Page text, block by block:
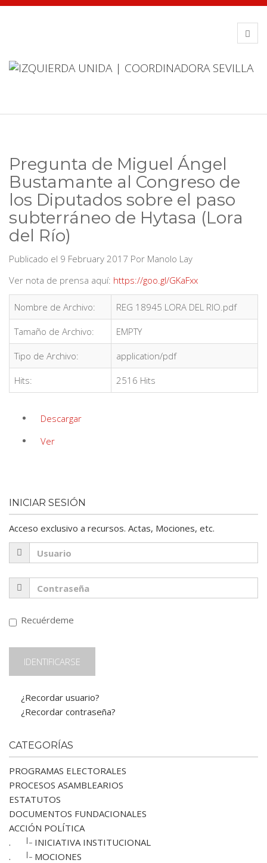
Pregunta de Miguel Ángel
Bustamante al Congreso de
los Diputados sobre el paso
subterráneo de Hytasa (Lora
del Río)
Publicado el 9 February 2017 Por Manolo Lay
Ver nota de prensa aquí: https://goo.gl/GKaFxx
Nombre de Archivo: REG 18945 LORA DEL RIO.pdf
Tamaño de Archivo: EMPTY
Tipo de Archivo: application/pdf
Hits: 2516 Hits
Descargar
Ver
INICIAR SESIÓN
Acceso exclusivo a recursos. Actas, Mociones, etc.
Recuérdeme
¿Recordar usuario?
¿Recordar contraseña?
CATEGORÍAS
PROGRAMAS ELECTORALES
PROCESOS ASAMBLEARIOS
ESTATUTOS
DOCUMENTOS FUNDACIONALES
ACCIÓN POLÍTICA
.
|_
INICIATIVA INSTITUCIONAL
.
|_
MOCIONES